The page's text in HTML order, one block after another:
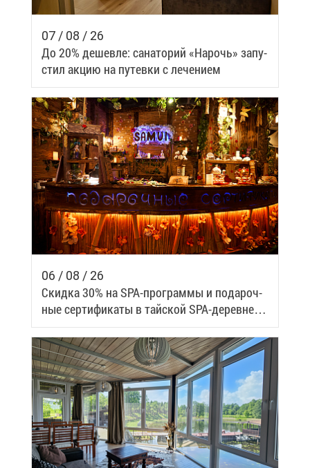
07 / 08 / 26
До 20% де­шев­ле: са­на­то­рий «На­рочь» за­пу­
стил ак­цию на пу­тев­ки с ле­че­ни­ем
06 / 08 / 26
Скид­ка 30% на SPA-про­грам­мы и по­да­роч­
ные сер­ти­фи­ка­ты в тай­ской SPA-де­ревне
Samui